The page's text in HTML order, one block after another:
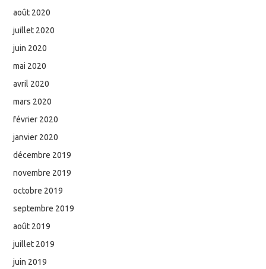
août 2020
juillet 2020
juin 2020
mai 2020
avril 2020
mars 2020
février 2020
janvier 2020
décembre 2019
novembre 2019
octobre 2019
septembre 2019
août 2019
juillet 2019
juin 2019